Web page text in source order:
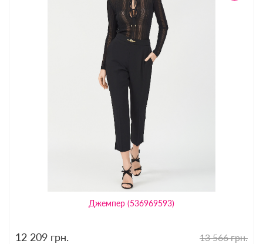
Джемпер (536969593)
12 209 грн.
13 566 грн.